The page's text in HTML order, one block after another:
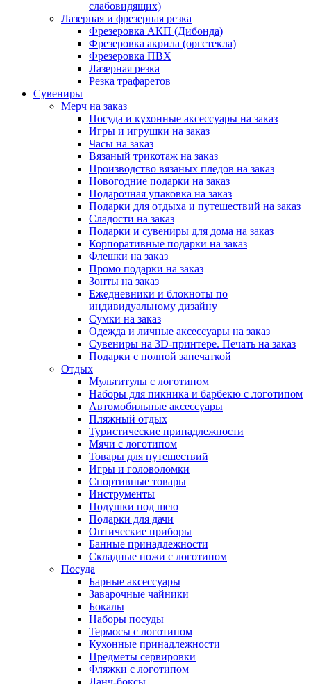
слабовидящих)
Лазерная и фрезерная резка
Фрезеровка АКП (Дибонда)
Фрезеровка акрила (оргстекла)
Фрезеровка ПВХ
Лазерная резка
Резка трафаретов
Сувениры
Мерч на заказ
Посуда и кухонные аксессуары на заказ
Игры и игрушки на заказ
Часы на заказ
Вязаный трикотаж на заказ
Производство вязаных пледов на заказ
Новогодние подарки на заказ
Подарочная упаковка на заказ
Подарки для отдыха и путешествий на заказ
Сладости на заказ
Подарки и сувениры для дома на заказ
Корпоративные подарки на заказ
Флешки на заказ
Промо подарки на заказ
Зонты на заказ
Ежедневники и блокноты по
индивидуальному дизайну
Сумки на заказ
Одежда и личные аксессуары на заказ
Сувениры на 3D-принтере. Печать на заказ
Подарки с полной запечаткой
Отдых
Мультитулы с логотипом
Наборы для пикника и барбекю с логотипом
Автомобильные аксессуары
Пляжный отдых
Туристические принадлежности
Мячи с логотипом
Товары для путешествий
Игры и головоломки
Спортивные товары
Инструменты
Подушки под шею
Подарки для дачи
Оптические приборы
Банные принадлежности
Складные ножи с логотипом
Посуда
Барные аксессуары
Заварочные чайники
Бокалы
Наборы посуды
Термосы с логотипом
Кухонные принадлежности
Предметы сервировки
Фляжки с логотипом
Ланч-боксы